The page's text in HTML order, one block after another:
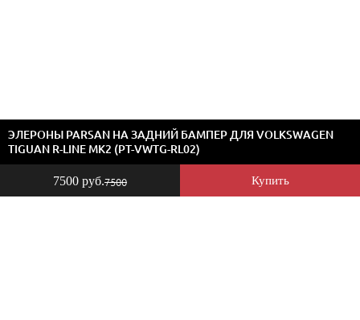
7500 руб.7500 Купить
ЭЛЕРОНЫ PARSAN НА ЗАДНИЙ БАМПЕР ДЛЯ VOLKSWAGEN
TIGUAN R-LINE MK2 (PT-VWTG-RL02)